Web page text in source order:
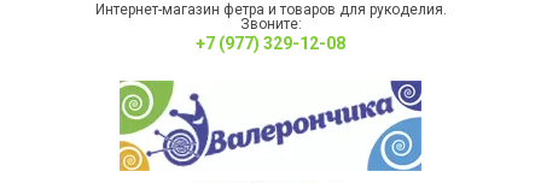
Интернет-магазин фетра и товаров для рукоделия.
Звоните:
+7 (977) 329-12-08